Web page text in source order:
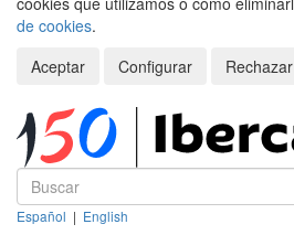
de cookies.
Aceptar
Configurar
Rechazar
Español | English